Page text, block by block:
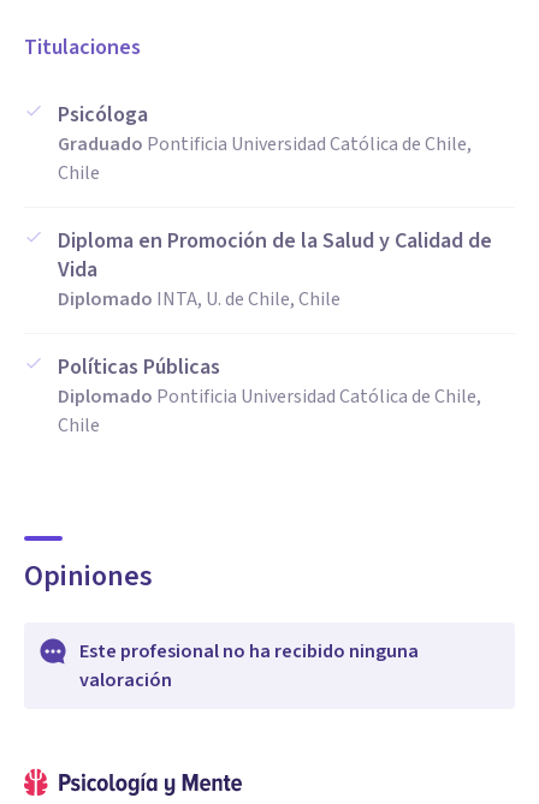
Titulaciones
Psicóloga
Graduado Pontificia Universidad Católica de Chile,
Chile
Diploma en Promoción de la Salud y Calidad de
Vida
Diplomado INTA, U. de Chile, Chile
Políticas Públicas
Diplomado Pontificia Universidad Católica de Chile,
Chile
Opiniones
Este profesional no ha recibido ninguna
valoración